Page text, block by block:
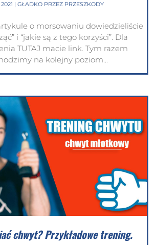
| GŁADKO PRZEZ PRZESZKODY
o morsowaniu dowiedzieliście
i “jakie są z tego korzyści”. Dla
TUTAJ macie link. Tym razem
na kolejny poziom...
chwyt? Przykładowe trening.